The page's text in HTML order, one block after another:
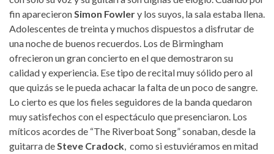
fin aparecieronSimon Fowlery los suyos, la sala estaba llena.
Adolescentes de treinta y muchos dispuestos a disfrutar de
una noche de buenos recuerdos. Los de Birmingham
ofrecieron un gran concierto en el que demostraron su
calidad y experiencia. Ese tipo de recital muy sólido pero al
que quizás se le pueda achacar la falta de un poco de sangre.
Lo cierto es que los fieles seguidores de la banda quedaron
muy satisfechos con el espectáculo que presenciaron. Los
míticos acordes de “The Riverboat Song” sonaban, desde la
guitarra deSteve Cradock, como si estuviéramos en mitad